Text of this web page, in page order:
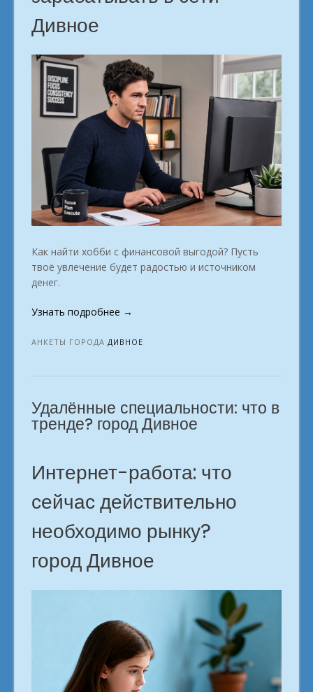
Дивное
Как найти хобби с финансовой выгодой? Пусть
твоё увлечение будет радостью и источником
денег.
Узнать подробнее «Удалёнка:
новичка
городе
Дивное»
→
АНКЕТЫ ГОРОДА ДИВНОЕ
Удалённые специальности: что в
тренде? город Дивное
Интернет-работа: что
сейчас действительно
необходимо рынку?
город Дивное